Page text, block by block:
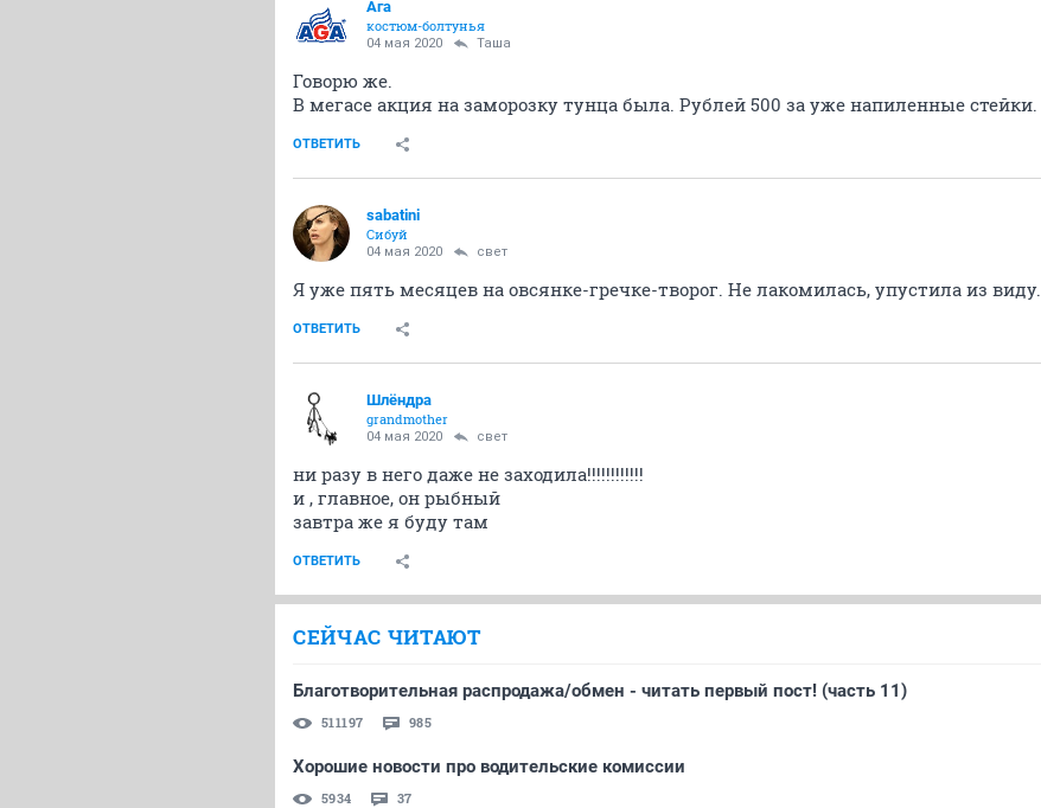
Ага
костюм-болтунья
04 мая 2020 Таша
Говорю же.
В мегасе акция на заморозку тунца была. Рублей 500 за уже напиленные стейки.
ОТВЕТИТЬ
sabatini
Сибуй
04 мая 2020 свет
Я уже пять месяцев на овсянке-гречке-творог. Не лакомилась, упустила из виду.
ОТВЕТИТЬ
Шлёндра
grandmother
04 мая 2020 свет
ни разу в него даже не заходила!!!!!!!!!!!!
и , главное, он рыбный
завтра же я буду там
ОТВЕТИТЬ
СЕЙЧАС ЧИТАЮТ
Благотворительная распродажа/обмен - читать первый пост! (часть 11)
511197 985
Хорошие новости про водительские комиссии
5934 37